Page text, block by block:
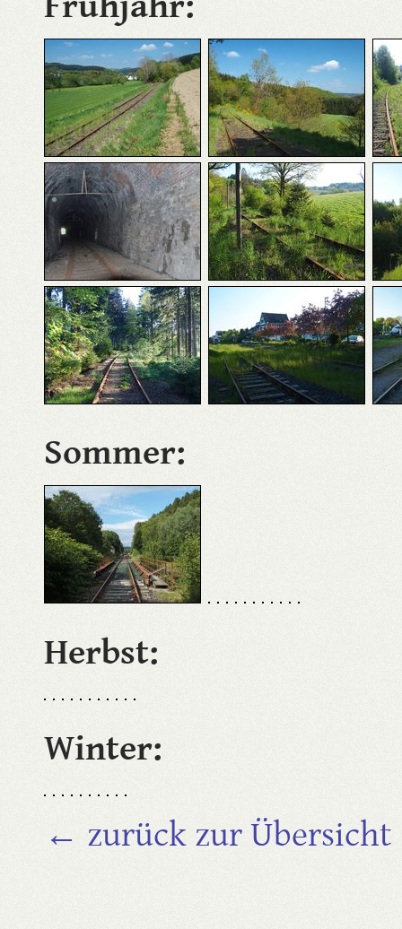
Sommer:
Herbst:
Winter:
← zurück zur Übersicht